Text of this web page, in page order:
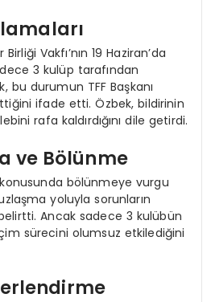
Vakfı’nın 19 Haziran’da
3 kulüp tarafından
bu durumun TFF Başkanı
ifade etti. Özbek, bildirinin
rafa kaldırdığını dile getirdi.
ve Bölünme
bölünmeye vurgu
yoluyla sorunların
Ancak sadece 3 kulübün
sürecini olumsuz etkilediğini